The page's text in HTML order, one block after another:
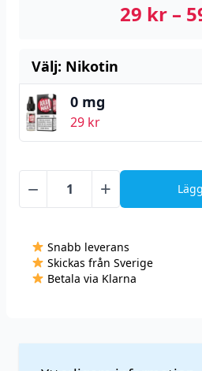
29 kr –
Välj: Nikotin
0 mg
29 kr
−
Aramax
Tobacco
(10
+
Snabb leverans
Skickas från Sverige
Betala via Klarna